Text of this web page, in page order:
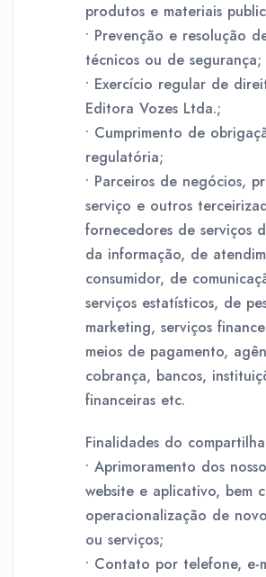
produtos e materiais
• Prevenção e resolução
técnicos ou de segurança;
• Exercício regular de
Editora Vozes Ltda.;
• Cumprimento de
regulatória;
• Parceiros de negócios,
serviço e outros
fornecedores de serviços
da informação, de
consumidor, de
serviços estatísticos, de
marketing, serviços
meios de pagamento,
cobrança, bancos,
financeiras etc.
Finalidades do
• Aprimoramento dos
website e aplicativo, bem
operacionalização de
ou serviços;
• Contato por telefone, e-